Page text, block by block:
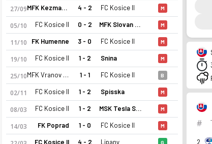
27/09 MFK Kezmarok 4 - 2 FC Kosice II M
05/10 FC Kosice II 0 - 2 MFK Slovan Sabinov M
11/10 FK Humenne 3 - 0 FC Kosice II M
19/10 FC Kosice II 1 - 2 Snina M
25/10 MFK Vranov Nad Topou 1 - 1 FC Kosice II B
02/11 FC Kosice II 1 - 2 Spisska M
08/03 FC Kosice II 1 - 2 MSK Tesla Stropkov M
14/03 FK Poprad 1 - 0 FC Kosice II M
FC Kosice II 4 - 2 Lipany G
#
2